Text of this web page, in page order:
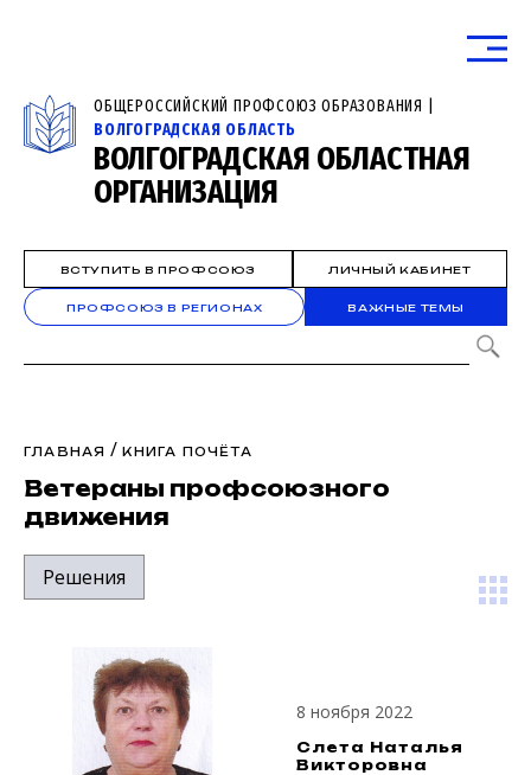
ОБЩЕРОССИЙСКИЙ ПРОФСОЮЗ ОБРАЗОВАНИЯ |
ВОЛГОГРАДСКАЯ ОБЛАСТЬ
ВОЛГОГРАДСКАЯ ОБЛАСТНАЯ
ОРГАНИЗАЦИЯ
ВСТУПИТЬ В ПРОФСОЮЗ ЛИЧНЫЙ КАБИНЕТ
ПРОФСОЮЗ В РЕГИОНАХ ВАЖНЫЕ ТЕМЫ
ГЛАВНАЯ /КНИГА ПОЧЁТА
Ветераны профсоюзного
движения
Решения
8 ноября 2022
Слета Наталья
Викторовна